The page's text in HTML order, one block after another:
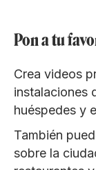
Pon a tu
Crea videos
instalaciones
huéspedes y
También
sobre la